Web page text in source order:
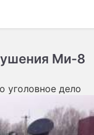
Ми-8
уголовное дело